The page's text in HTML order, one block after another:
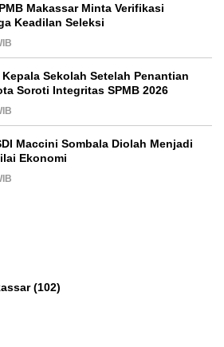
Makassar Minta Verifikasi
Keadilan Seleksi
Sekolah Setelah Penantian
Soroti Integritas SPMB 2026
Maccini Sombala Diolah Menjadi
Ekonomi
(102)